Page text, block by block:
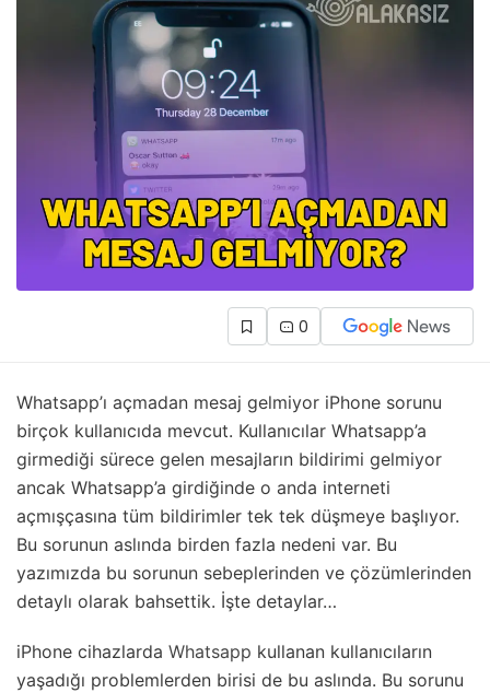
0
Whatsapp’ı açmadan mesaj gelmiyor iPhone sorunu
birçok kullanıcıda mevcut. Kullanıcılar Whatsapp’a
girmediği sürece gelen mesajların bildirimi gelmiyor
ancak Whatsapp’a girdiğinde o anda interneti
açmışçasına tüm bildirimler tek tek düşmeye başlıyor.
Bu sorunun aslında birden fazla nedeni var. Bu
yazımızda bu sorunun sebeplerinden ve çözümlerinden
detaylı olarak bahsettik. İşte detaylar…
iPhone cihazlarda Whatsapp kullanan kullanıcıların
yaşadığı problemlerden birisi de bu aslında. Bu sorunu